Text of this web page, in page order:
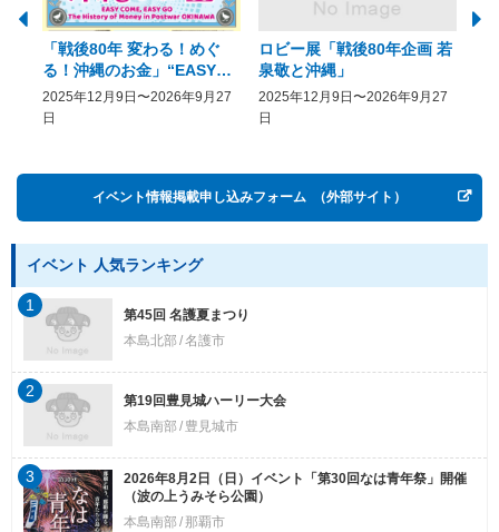
「戦後80年 変わる！めぐ
る！沖縄のお金」“EASY
COME, EASY GO － The
History of Money in
2025年12月9日〜2026年9月27
日
ロビー展「戦後80年企画 若
泉敬と沖縄」
2025年12月9日〜2026年9月27
日
イベント情報掲載申し込みフォーム （外部サイト）
イベント 人気ランキング
第45回 名護夏まつり
本島北部 名護市
1
第19回豊見城ハーリー大会
本島南部
豊見城市
2
2026年8月2日（日）イベント「第30回なは青年祭」開催
（波の上うみそら公園）
本島南部
那覇市
3